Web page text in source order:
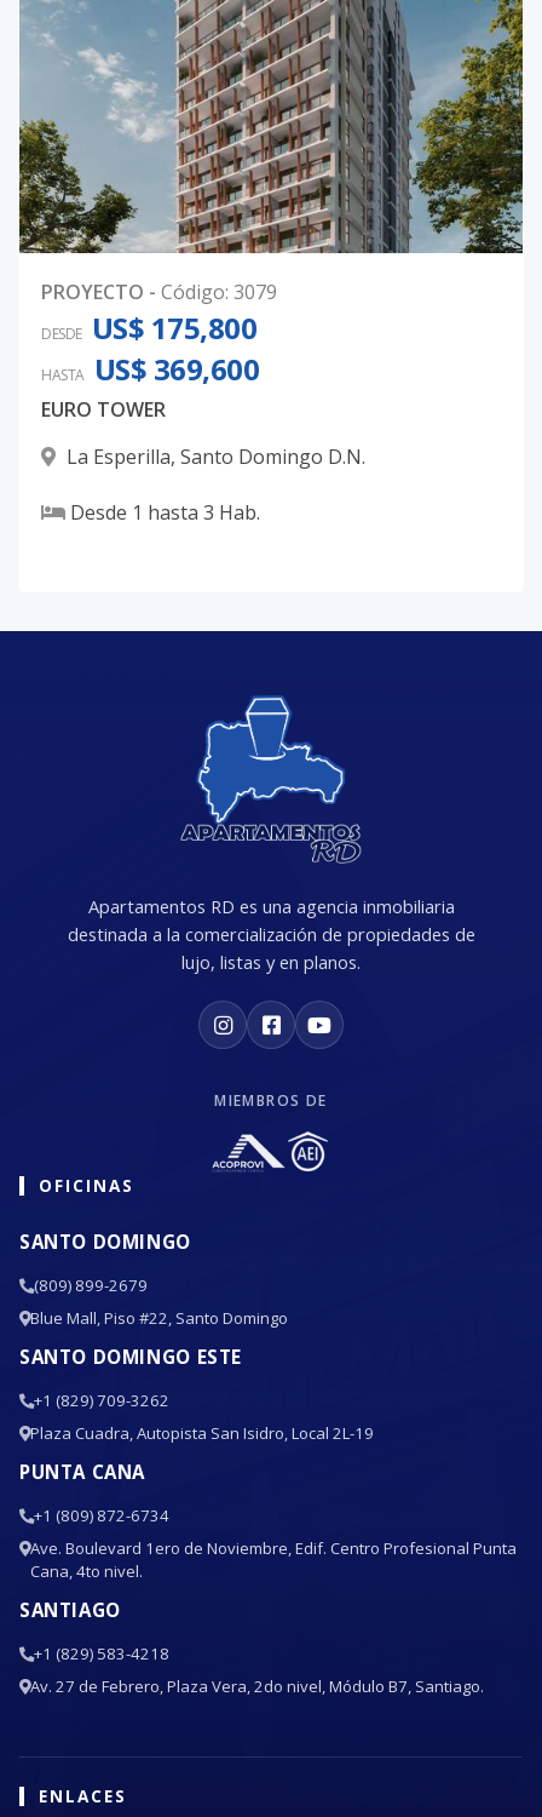
PROYECTO - Código: 3079
DESDE US$ 175,800
HASTA US$ 369,600
EURO TOWER
La Esperilla, Santo Domingo D.N.
Desde 1 hasta 3 Hab.
Apartamentos RD es una agencia inmobiliaria
destinada a la comercialización de propiedades de
lujo, listas y en planos.
MIEMBROS DE
OFICINAS
SANTO DOMINGO
(809) 899-2679
Blue Mall, Piso #22, Santo Domingo
SANTO DOMINGO ESTE
+1 (829) 709-3262
Plaza Cuadra, Autopista San Isidro, Local 2L-19
PUNTA CANA
+1 (809) 872-6734
Ave. Boulevard 1ero de Noviembre, Edif. Centro Profesional Punta
Cana, 4to nivel.
SANTIAGO
+1 (829) 583-4218
Av. 27 de Febrero, Plaza Vera, 2do nivel, Módulo B7, Santiago.
ENLACES